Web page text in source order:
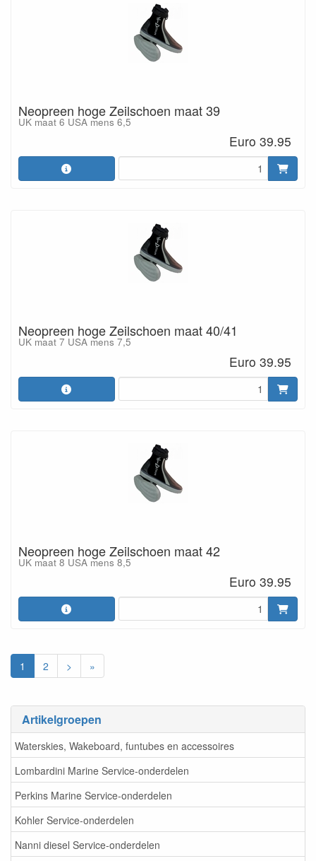
Artikelgroepen
Waterskies, Wakeboard, funtubes en accessoires
Lombardini Marine Service-onderdelen
Perkins Marine Service-onderdelen
Kohler Service-onderdelen
Nanni diesel Service-onderdelen
Neopreen hoge Zeilschoen maat 39
UK maat 6 USA mens 6,5
Euro 39.95
Neopreen hoge Zeilschoen maat 40/41
UK maat 7 USA mens 7,5
Euro 39.95
Neopreen hoge Zeilschoen maat 42
UK maat 8 USA mens 8,5
Euro 39.95
1 2 > »